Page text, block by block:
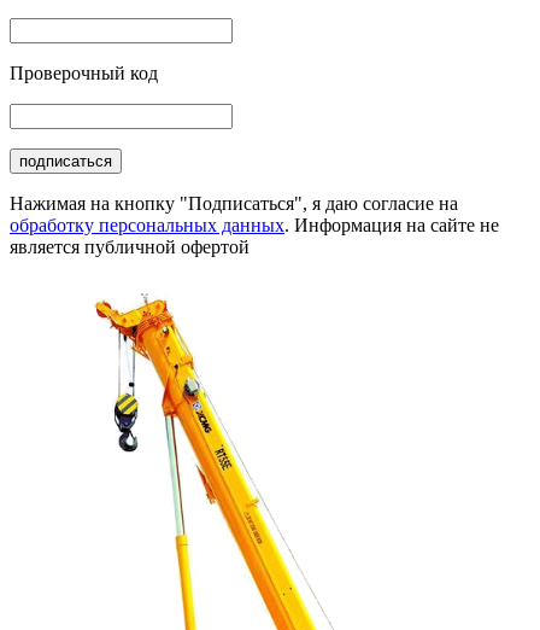
Проверочный код
подписаться
Нажимая на кнопку "Подписаться", я даю согласие на
обработку персональных данных. Информация на сайте не
является публичной офертой